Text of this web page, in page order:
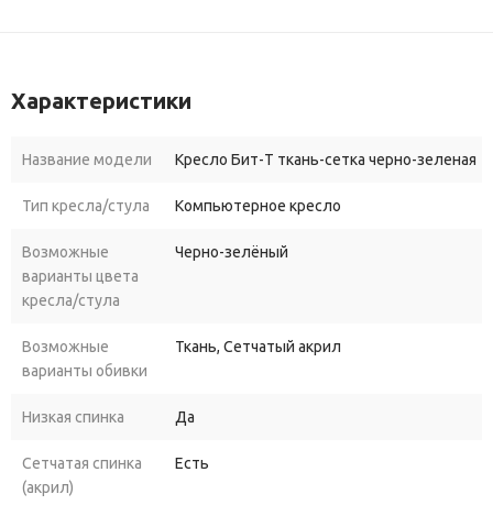
Характеристики
Название модели Кресло Бит-T ткань-сетка черно-зеленая
Тип кресла/стула Компьютерное кресло
Возможные
варианты цвета
кресла/стула
Черно-зелёный
Возможные
варианты обивки
Ткань, Сетчатый акрил
Низкая спинка Да
Сетчатая спинка
(акрил)
Есть